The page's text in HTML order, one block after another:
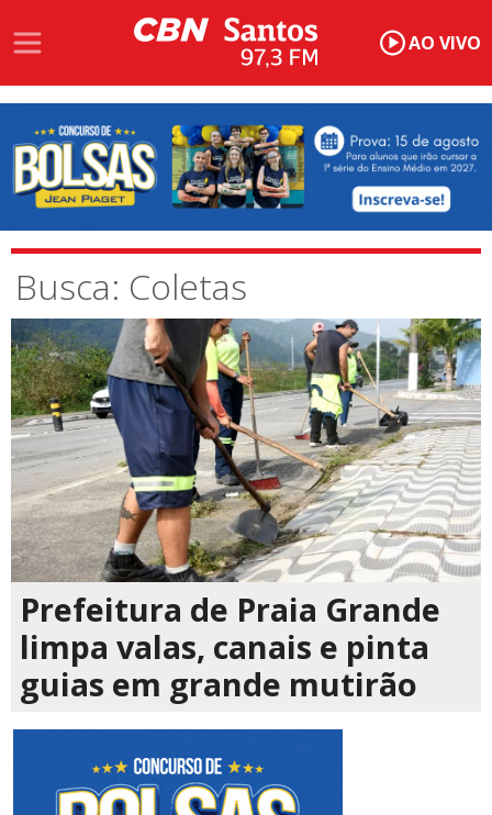
AO VIVO
Busca: Coletas
Prefeitura de Praia Grande
limpa valas, canais e pinta
guias em grande mutirão